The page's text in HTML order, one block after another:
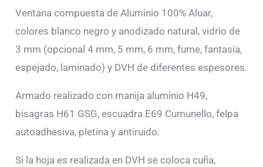
Ventana compuesta de Aluminio 100% Aluar,
colores blanco negro y anodizado natural, vidrio de
3 mm (opcional 4 mm, 5 mm, 6 mm, fume, fantasía,
espejado, laminado) y DVH de diferentes espesores.
Armado realizado con manija aluminio H49,
bisagras H61 GSG, escuadra E69 Cumunello, felpa
autoadhesiva, pletina y antiruido.
Si la hoja es realizada en DVH se coloca cuña,